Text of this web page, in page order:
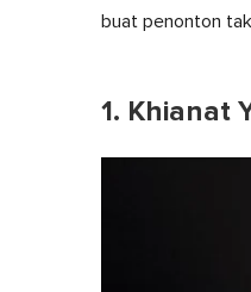
buat penonton
1. Khianat